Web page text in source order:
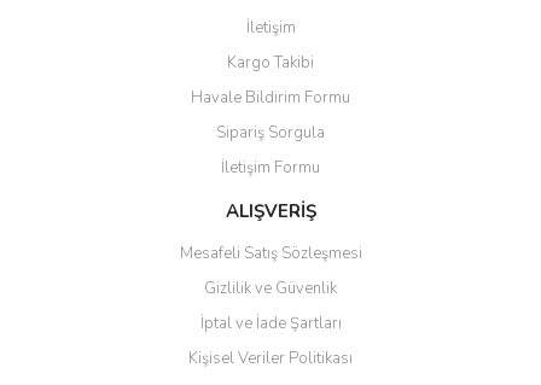
İletişim
Kargo Takibi
Havale Bildirim Formu
Sipariş Sorgula
İletişim Formu
ALIŞVERİŞ
Mesafeli Satış Sözleşmesi
Gizlilik ve Güvenlik
İptal ve İade Şartları
Kişisel Veriler Politikası